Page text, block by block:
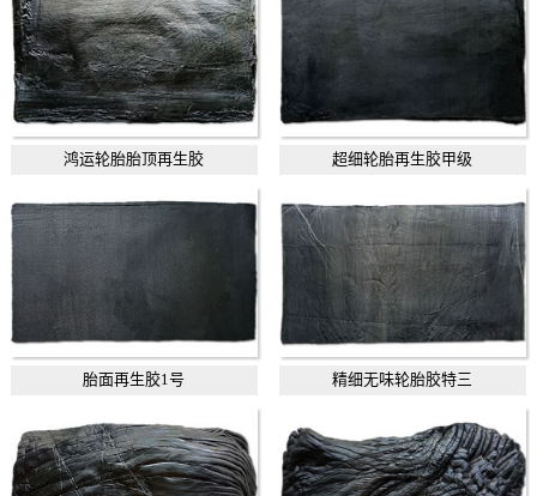
鸿运轮胎胎顶再生胶 超细轮胎再生胶甲级
胎面再生胶1号 精细无味轮胎胶特三